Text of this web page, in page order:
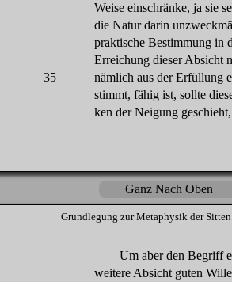
Weise einschränke, ja sie
die Naturdarin
praktische Bestimmung in
Erreichung dieser Absicht
35
nämlich aus der Erfüllung
stimmt, fähig ist, sollte
ken der Neigung geschieht
Ganz Nach Oben
Grundlegung zurMetaphysik der Sitten
Um aber den Begriff
weitere Absicht guten